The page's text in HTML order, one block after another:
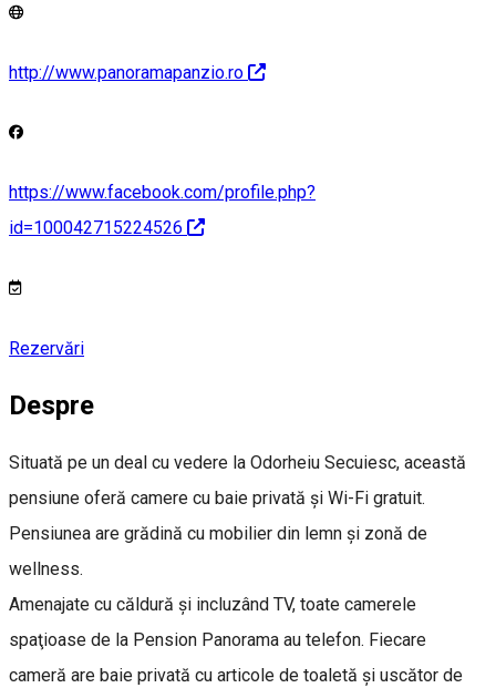
http://www.panoramapanzio.ro
https://www.facebook.com/profile.php?
id=100042715224526
Rezervări
Despre
Situată pe un deal cu vedere la Odorheiu Secuiesc, această
pensiune oferă camere cu baie privată şi Wi-Fi gratuit.
Pensiunea are grădină cu mobilier din lemn şi zonă de
wellness.
Amenajate cu căldură şi incluzând TV, toate camerele
spaţioase de la Pension Panorama au telefon. Fiecare
cameră are baie privată cu articole de toaletă şi uscător de